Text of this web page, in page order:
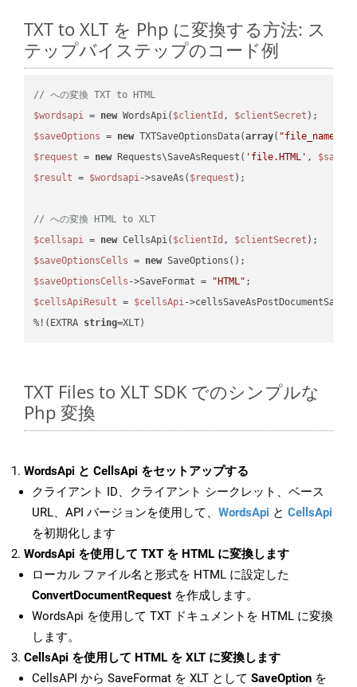
TXT to XLT を Php に変換する方法: ス
テップバイステップのコード例
// への変換 TXT to HTML
$wordsapi = new WordsApi( $clientId , $clientSecret
$saveOptions = new TXTSaveOptionsData(array( "file_name"
$request = new Requests\SaveAsRequest( 'file.HTML' ,
$result = $wordsapi->saveAs( $request );
// への変換 HTML to XLT
$cellsapi = new CellsApi( $clientId , $clientSecret
$saveOptionsCells = new
$saveOptionsCells ->SaveFormat = "HTML"
$cellsApiResult = $cellsApi-
%!(EXTRA string=XLT)
TXT Files to XLT SDK でのシンプルな
Php 変換
WordsApi と CellsApi をセットアップする
クライアント ID、クライアント シークレット、ベース
URL、API バージョンを使用して、 WordsApi と CellsApi
を初期化します
WordsApi を使用して TXT を HTML に変換します
ローカル ファイル名と形式を HTML に設定した
ConvertDocumentRequest を作成します。
WordsApi を使用して TXT ドキュメントを HTML に変換
します。
CellsApi を使用して HTML を XLT に変換します
CellsAPI から SaveFormat を XLT として SaveOption を